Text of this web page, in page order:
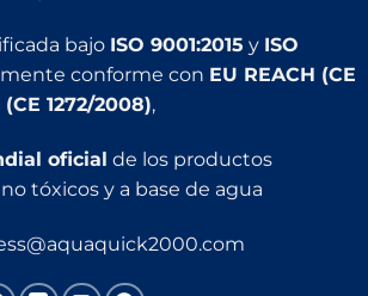
bajo ISO 9001:2015 y ISO
conforme con EU REACH (CE
(CE 1272/2008),
oficial de los productos
tóxicos y a base de agua